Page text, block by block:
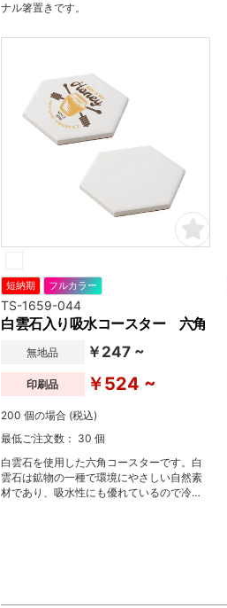
ナル箸置きです。
短納期 フルカラー
TS-1659-044
白雲石入り吸水コースター 六角
無地品 ￥247 ~
印刷品 ￥524 ~
200 個の場合 (税込)
最低ご注文数： 30 個
白雲石を使用した六角コースターです。白
雲石は鉱物の一種で環境にやさしい自然素
材であり、吸水性にも優れているので冷た